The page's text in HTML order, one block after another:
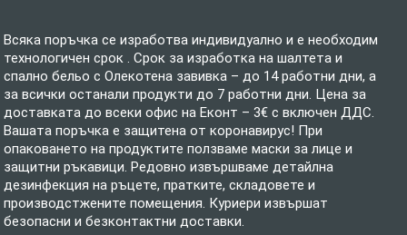
Всяка поръчка се изработва индивидуално и е необходим
технологичен срок . Срок за изработка на шалтета и
спално бельо с Олекотена завивка – до 14 работни дни, а
за всички останали продукти до 7 работни дни. Цена за
доставката до всеки офис на Еконт – 3€ с включен ДДС.
Вашата поръчка е защитена от коронавирус! При
опаковането на продуктите ползваме маски за лице и
защитни ръкавици. Редовно извършваме детайлна
дезинфекция на ръцете, пратките, складовете и
производстжените помещения. Куриери извършат
безопасни и безконтактни доставки.